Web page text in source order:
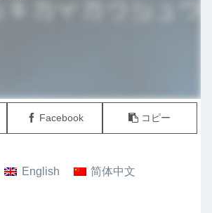
Facebook コピー
English 简体中文